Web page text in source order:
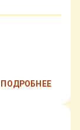
ПОДРОБНЕЕ